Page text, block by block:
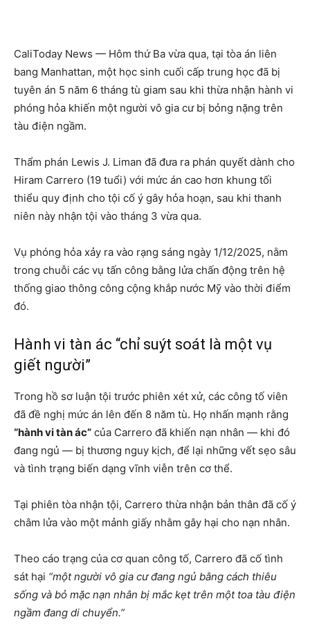
CaliToday News — Hôm thứ Ba vừa qua, tại tòa án liên
bang Manhattan, một học sinh cuối cấp trung học đã bị
tuyên án 5 năm 6 tháng tù giam sau khi thừa nhận hành vi
phóng hỏa khiến một người vô gia cư bị bỏng nặng trên
tàu điện ngầm.
Thẩm phán Lewis J. Liman đã đưa ra phán quyết dành cho
Hiram Carrero (19 tuổi) với mức án cao hơn khung tối
thiểu quy định cho tội cố ý gây hỏa hoạn, sau khi thanh
niên này nhận tội vào tháng 3 vừa qua.
Vụ phóng hỏa xảy ra vào rạng sáng ngày 1/12/2025, nằm
trong chuỗi các vụ tấn công bằng lửa chấn động trên hệ
thống giao thông công cộng khắp nước Mỹ vào thời điểm
đó.
Hành vi tàn ác “chỉ suýt soát là một vụ
giết người”
Trong hồ sơ luận tội trước phiên xét xử, các công tố viên
đã đề nghị mức án lên đến 8 năm tù. Họ nhấn mạnh rằng
“hành vi tàn ác” của Carrero đã khiến nạn nhân — khi đó
đang ngủ — bị thương nguy kịch, để lại những vết sẹo sâu
và tình trạng biến dạng vĩnh viễn trên cơ thể.
Tại phiên tòa nhận tội, Carrero thừa nhận bản thân đã cố ý
châm lửa vào một mảnh giấy nhằm gây hại cho nạn nhân.
Theo cáo trạng của cơ quan công tố, Carrero đã cố tình
sát hại “một người vô gia cư đang ngủ bằng cách thiêu
sống và bỏ mặc nạn nhân bị mắc kẹt trên một toa tàu điện
ngầm đang di chuyển.”